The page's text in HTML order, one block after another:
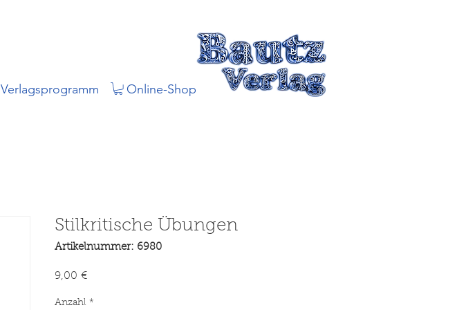
Verlagsprogramm Online-Shop
Stilkritische Übungen
Artikelnummer: 6980
9,00 €Preis
Anzahl *